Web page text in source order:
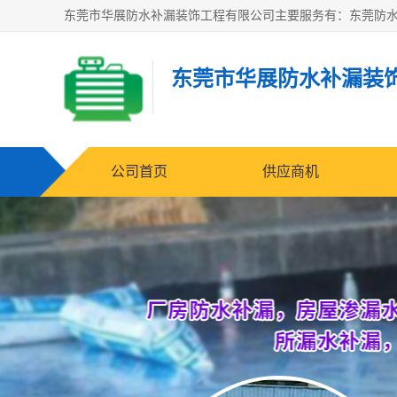
东莞市华展防水补漏装
公司首页 供应商机